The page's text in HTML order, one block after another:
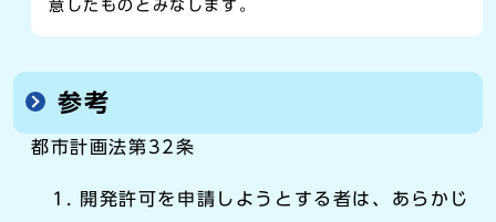
意したものとみなします。
参考
都市計画法第32条
開発許可を申請しようとする者は、あらかじ